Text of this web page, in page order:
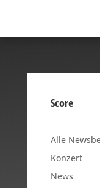
Score
Alle
Konzert
News